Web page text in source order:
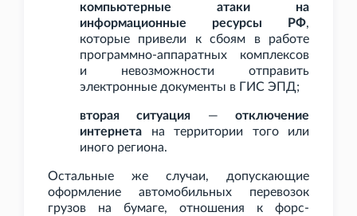
компьютерные атаки на
информационные ресурсы РФ,
которые привели к сбоям в работе
программно-аппаратных комплексов
и невозможности отправить
электронные документы в ГИС ЭПД;
вторая ситуация —отключение
интернета на территории того или
иного региона.
Остальные же случаи, допускающие
оформление автомобильных перевозок
грузов на бумаге, отношения к форс-